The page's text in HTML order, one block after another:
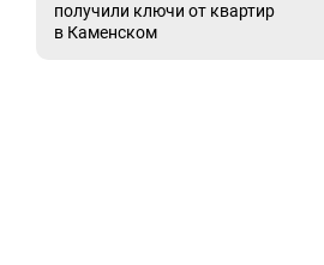
получили ключи от квартир
в Каменском